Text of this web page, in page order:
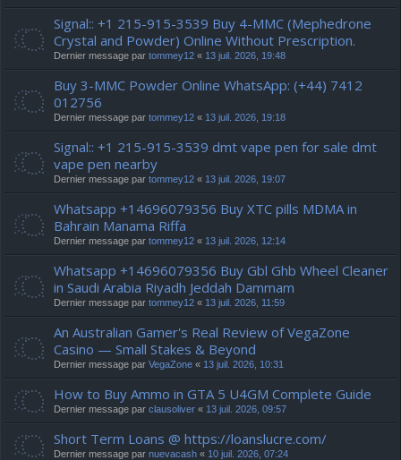
Signal:: +1 215-915-3539 Buy 4-MMC (Mephedrone
Crystal and Powder) Online Without Prescription.
Dernier message par tommey12 « 13 juil. 2026, 19:48
Buy 3-MMC Powder Online WhatsApp: (+44) 7412
012756
Dernier message par tommey12 « 13 juil. 2026, 19:18
Signal:: +1 215-915-3539 dmt vape pen for sale dmt
vape pen nearby
Dernier message par tommey12 « 13 juil. 2026, 19:07
Whatsapp +14696079356 Buy XTC pills MDMA in
Bahrain Manama Riffa
Dernier message par tommey12 « 13 juil. 2026, 12:14
Whatsapp +14696079356 Buy Gbl Ghb Wheel Cleaner
in Saudi Arabia Riyadh Jeddah Dammam
Dernier message par tommey12 « 13 juil. 2026, 11:59
An Australian Gamer's Real Review of VegaZone
Casino — Small Stakes & Beyond
Dernier message par VegaZone « 13 juil. 2026, 10:31
How to Buy Ammo in GTA 5 U4GM Complete Guide
Dernier message par clausoliver « 13 juil. 2026, 09:57
Short Term Loans @ https://loanslucre.com/
Dernier message par nuevacash « 10 juil. 2026, 07:24